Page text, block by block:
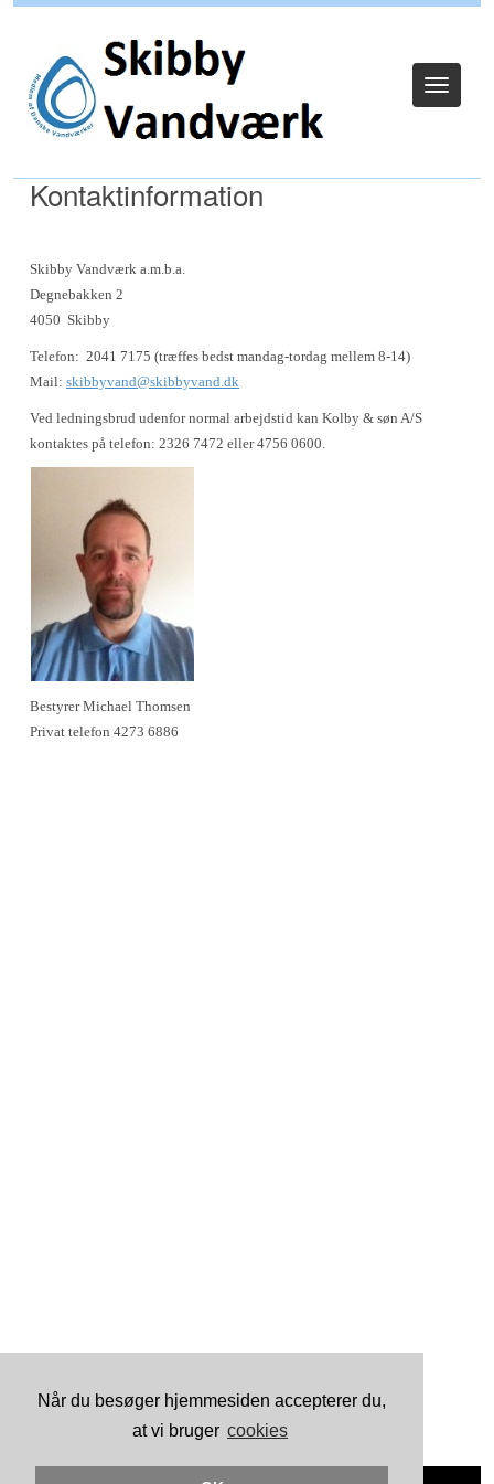
Når du besøger hjemmesiden accepterer du,
at vi bruger cookies
Toggle
Kontaktinformation
Skibby Vandværk a.m.b.a.
Degnebakken 2
4050 Skibby
Telefon: 2041 7175 (træffes bedst mandag-tordag mellem 8-14)
Mail: skibbyvand@skibbyvand.dk
Ved ledningsbrud udenfor normal arbejdstid kan Kolby & søn A/S
kontaktes på telefon: 2326 7472 eller 4756 0600.
Bestyrer Michael Thomsen
Privat telefon 4273 6886